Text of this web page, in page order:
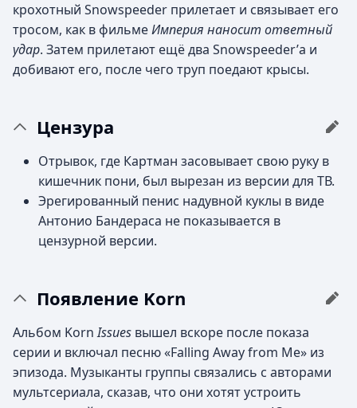
крохотный Snowspeeder прилетает и связывает его
тросом, как в фильмеИмперия наносит ответный
удар. Затем прилетают ещё два Snowspeeder’а и
добивают его, после чего труп поедают крысы.
Цензура
Отрывок, где Картман засовывает свою руку в
кишечник пони, был вырезан из версии для ТВ.
Эрегированный пенис надувной куклы в виде
Антонио Бандераса не показывается в
цензурной версии.
Появление Korn
Альбом KornIssues вышел вскоре после показа
серии и включал песню «Falling Away from Me» из
эпизода. Музыканты группы связались с авторами
мультсериала, сказав, что они хотят устроить